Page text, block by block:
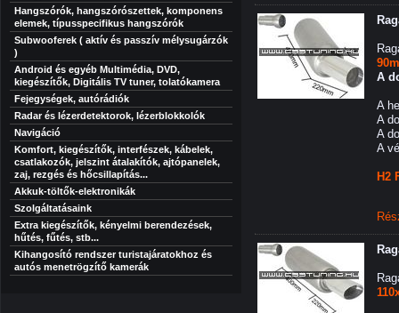
Hangszórók, hangszórószettek, komponens
elemek, típusspecifikus hangszórók
Subwooferek ( aktív és passzív mélysugárzók
)
Android és egyéb Multimédia, DVD,
kiegészítők, Digitális TV tuner, tolatókamera
Fejegységek, autórádiók
Radar és lézerdetektorok, lézerblokkolók
Navigáció
Komfort, kiegészítők, interfészek, kábelek,
csatlakozók, jelszint átalakítók, ajtópanelek,
zaj, rezgés és hőcsillapítás...
Akkuk-töltők-elektronikák
Szolgáltatásaink
Extra kiegészítők, kényelmi berendezések,
hűtés, fűtés, stb...
Kihangosító rendszer turistajáratokhoz és
autós menetrögzítő kamerák
A
A
A
A
A
H2